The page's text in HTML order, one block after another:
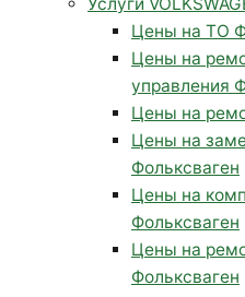
Цены на ТО
Цены на
управления
Цены на
Цены на
Фольксваген
Цены на
Фольксваген
Цены на
Фольксваген